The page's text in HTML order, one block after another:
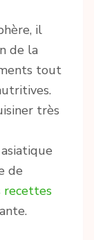
il
de la
tout
très
de
recettes